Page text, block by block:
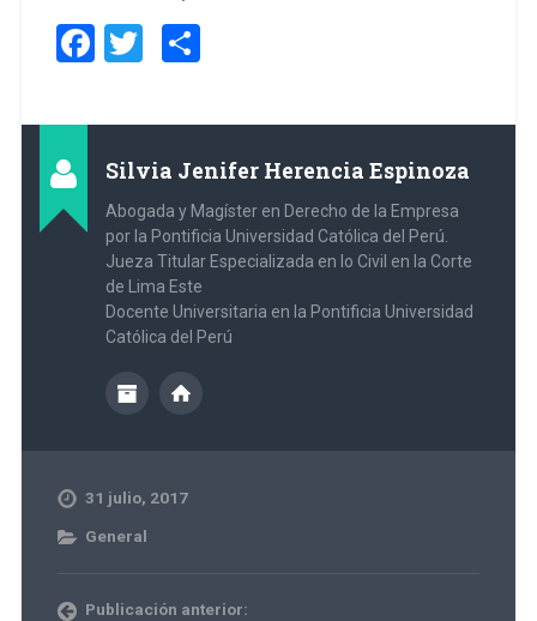
Facebook
TwitterCompartir
Silvia Jenifer Herencia Espinoza
Abogada y Magíster en Derecho de la Empresa
por la Pontificia Universidad Católica del Perú.
Jueza Titular Especializada en lo Civil en la Corte
de Lima Este
Docente Universitaria en la Pontificia Universidad
Católica del Perú
31 julio, 2017
General
Publicación anterior: